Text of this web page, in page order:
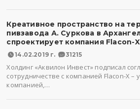
Креативное пространство на
пивзавода А. Суркова в
спроектирует компания Flacon-X
14.02.2019 г. 31215
Холдинг «Аквилон Инвест» подписал
сотрудничестве с компанией Flacon-X
компанией,…